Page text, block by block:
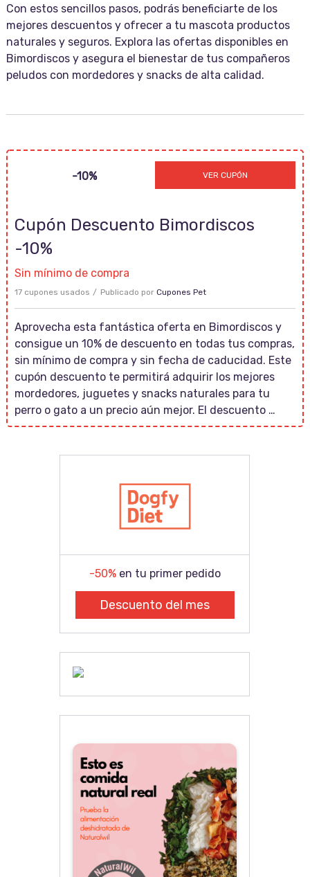
Con estos sencillos pasos, podrás beneficiarte de los
mejores descuentos y ofrecer a tu mascota productos
naturales y seguros. Explora las ofertas disponibles en
Bimordiscos y asegura el bienestar de tus compañeros
peludos con mordedores y snacks de alta calidad.
-10% VER CUPÓN
RECETASBARF
Cupón Descuento Bimordiscos
-10%
Sin mínimo de compra
17 cupones usados Publicado por Cupones Pet
Aprovecha esta fantástica oferta en Bimordiscos y
consigue un 10% de descuento en todas tus compras,
sin mínimo de compra y sin fecha de caducidad. Este
cupón descuento te permitirá adquirir los mejores
mordedores, juguetes y snacks naturales para tu
perro o gato a un precio aún mejor. El descuento …
-50%en tu primer pedido
Descuento del mes